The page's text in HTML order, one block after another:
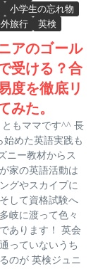
小学生の忘れ物
旅行 英検
アのゴール
受ける？合
度を徹底リ
みた。
ともママです^^ 長
始めた英語実践も
ニー教材からス
家の英語活動は
グやスカイプに
して資格試験へ
岐に渡って色々
あります！ 英会
っていないうち
のが 英検ジュニ